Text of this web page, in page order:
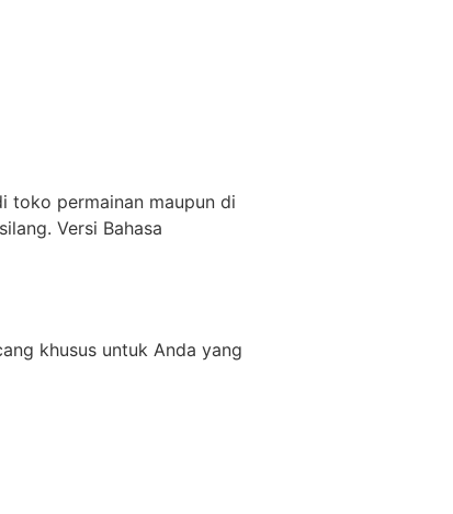
toko permainan maupun di
Versi Bahasa
khusus untuk Anda yang